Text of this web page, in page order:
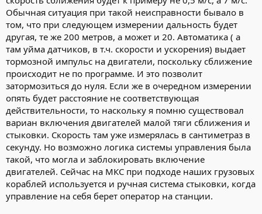
Обычная ситуация при такой неисправности бывало в
том, что при следующем измерении дальность будет
другая, те же 200 метров, а может и 20. Автоматика ( а
там уйма датчиков, в т.ч. скорости и ускорения) выдает
тормозной импульс на двигатели, поскольку сближение
происходит не по программе. И это позволит
затормозиться до нуля. Если же в очередном измерении
опять будет расстояние не соответствующая
действительности, то наскольку я помню существовал
вариан включения двигателей малой тяги сближения и
стыковки. Скорость там уже измерялась в сантиметраз в
секунду. Но возможно логика системы управления была
такой, что могла и заблокировать включение
двигателей. Сейчас на МКС при подходе наших грузовых
кораблей используется и ручная система стыковки, когда
управление на себя берет оператор на станции.